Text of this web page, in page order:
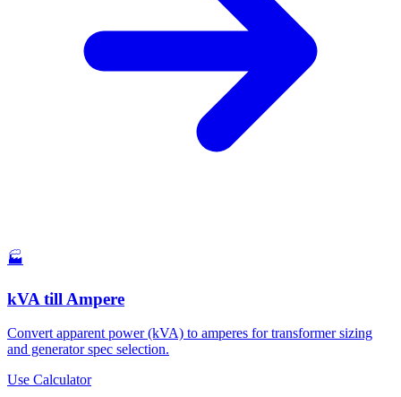
🏭
kVA till Ampere
Convert apparent power (kVA) to amperes for transformer sizing
and generator spec selection.
Use Calculator